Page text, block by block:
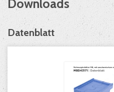
Downloads
Datenblatt